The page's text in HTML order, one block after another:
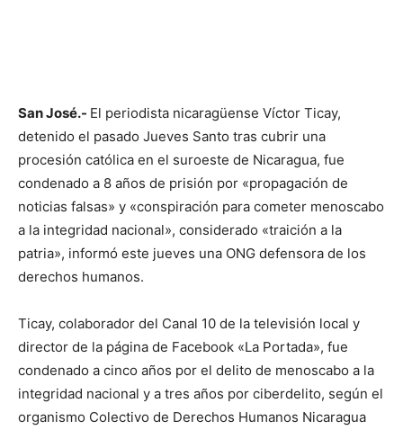
San José.- El periodista nicaragüense Víctor Ticay,
detenido el pasado Jueves Santo tras cubrir una
procesión católica en el suroeste de Nicaragua, fue
condenado a 8 años de prisión por «propagación de
noticias falsas» y «conspiración para cometer menoscabo
a la integridad nacional», considerado «traición a la
patria», informó este jueves una ONG defensora de los
derechos humanos.
Ticay, colaborador del Canal 10 de la televisión local y
director de la página de Facebook «La Portada», fue
condenado a cinco años por el delito de menoscabo a la
integridad nacional y a tres años por ciberdelito, según el
organismo Colectivo de Derechos Humanos Nicaragua